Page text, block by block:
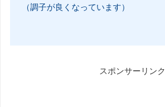
（調子が良くなっています）
スポンサーリンク